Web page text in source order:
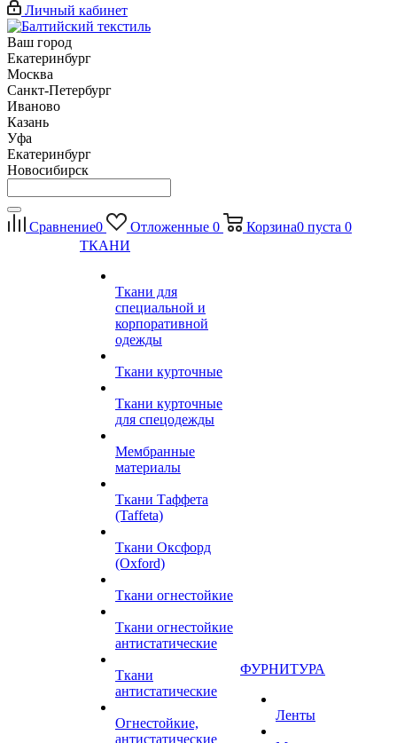
Личный кабинет
Ваш город
Екатеринбург
Москва
Санкт-Петербург
Иваново
Казань
Уфа
Екатеринбург
Новосибирск
Сравнение0 Отложенные 0 Корзина0 пуста 0
ТКАНИ
Ткани для
специальной и
корпоративной
одежды
Ткани курточные
Ткани курточные
для спецодежды
Мембранные
материалы
Ткани Таффета
(Taffeta)
Ткани Оксфорд
(Oxford)
Ткани огнестойкие
Ткани огнестойкие
антистатические
Ткани
антистатические
Огнестойкие,
антистатические
ФУРНИТУРА
Ленты